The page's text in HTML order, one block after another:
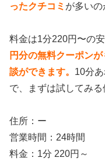
ったクチコミ が多いの
料金は1分220円〜の安
円分の無料クーポン
談ができます。 10分
で、まずは試してみる
住所：ー
営業時間：24時間
料金：1分 220円～